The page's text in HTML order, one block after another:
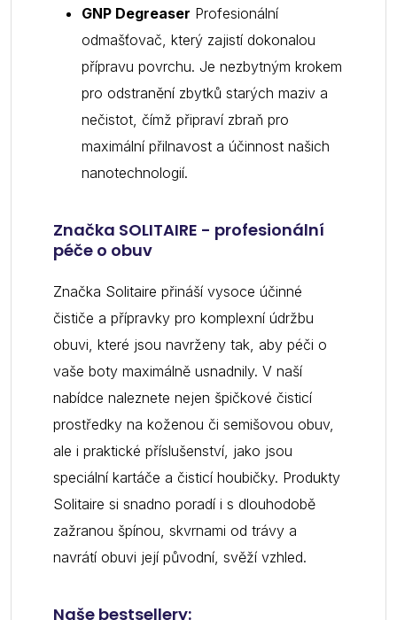
GNP Degreaser Profesionální
odmašťovač, který zajistí dokonalou
přípravu povrchu. Je nezbytným krokem
pro odstranění zbytků starých maziv a
nečistot, čímž připraví zbraň pro
maximální přilnavost a účinnost našich
nanotechnologií.
Značka SOLITAIRE - profesionální
péče o obuv
Značka Solitaire přináší vysoce účinné
čističe a přípravky pro komplexní údržbu
obuvi, které jsou navrženy tak, aby péči o
vaše boty maximálně usnadnily. V naší
nabídce naleznete nejen špičkové čisticí
prostředky na koženou či semišovou obuv,
ale i praktické příslušenství, jako jsou
speciální kartáče a čisticí houbičky. Produkty
Solitaire si snadno poradí i s dlouhodobě
zažranou špínou, skvrnami od trávy a
navrátí obuvi její původní, svěží vzhled.
Naše bestsellery: